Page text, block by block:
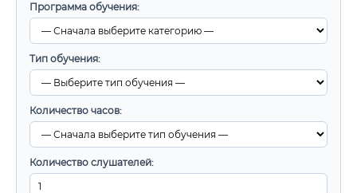
Программа обучения:
Тип обучения:
Количество часов:
Количество слушателей: